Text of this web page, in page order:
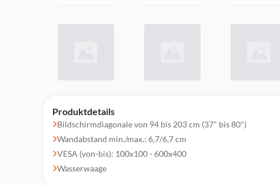
Produktdetails
Bildschirmdiagonale von 94 bis 203 cm (37" bis 80")
Wandabstand min./max.: 6,7/6,7 cm
VESA (von-bis): 100x100 - 600x400
Wasserwaage